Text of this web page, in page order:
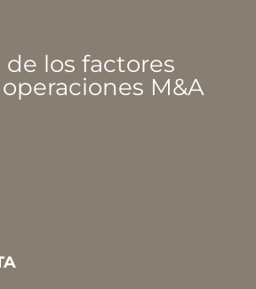
los factores
operaciones M&A